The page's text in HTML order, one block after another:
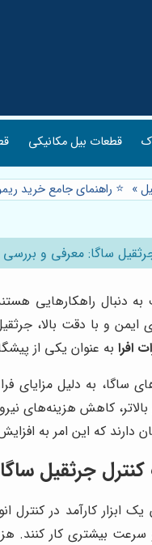
قطعات بیل مکانیکی
» ⭐️ راهنمای جامع خرید
ساگا: معرفی و
دنبال راهکارهایی
ایمن و با دقت بالا،
افرابه عنوان یکی از
ساگا، به دلیل
بالاتر، کاهش هزینه‌های
دارند که این امر به
جرثقیل ساگا
ابزار کارآمد در کنترل
و سرعت بیشتری کار